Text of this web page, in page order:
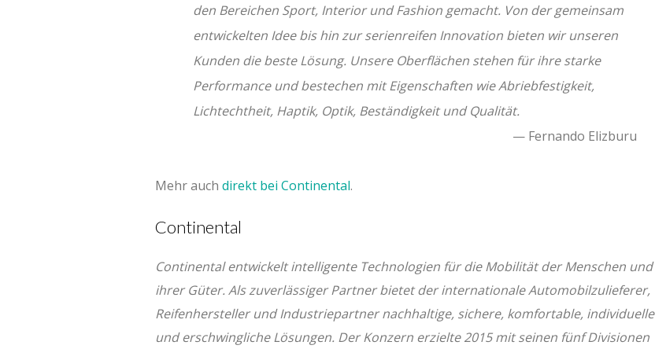
den Bereichen Sport, Interior und Fashion gemacht. Von der gemeinsam
entwickelten Idee bis hin zur serienreifen Innovation bieten wir unseren
Kunden die beste Lösung. Unsere Oberflächen stehen für ihre starke
Performance und bestechen mit Eigenschaften wie Abriebfestigkeit,
Lichtechtheit, Haptik, Optik, Beständigkeit und Qualität.
Fernando Elizburu
Mehr auch direkt bei Continental.
Continental
Continental entwickelt intelligente Technologien für die Mobilität der Menschen und
ihrer Güter. Als zuverlässiger Partner bietet der internationale Automobilzulieferer,
Reifenhersteller und Industriepartner nachhaltige, sichere, komfortable, individuelle
und erschwingliche Lösungen. Der Konzern erzielte 2015 mit seinen fünf Divisionen